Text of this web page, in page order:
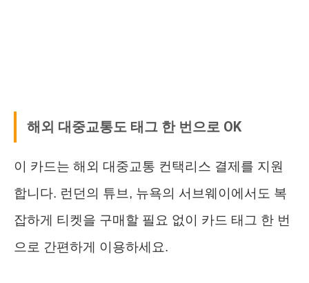
해외 대중교통도 태그 한 번으로 OK
이 카드는 해외 대중교통 컨택리스 결제를 지원
합니다. 런던의 튜브, 뉴욕의 서브웨이에서도 복
잡하게 티켓을 구매할 필요 없이 카드 태그 한 번
으로 간편하게 이용하세요.